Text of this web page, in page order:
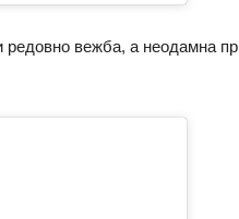
редовно вежба, а неодамна